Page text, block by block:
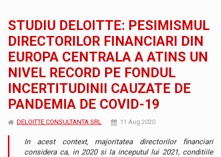
STUDIU DELOITTE: PESIMISMUL
DIRECTORILOR FINANCIARI DIN
EUROPA CENTRALA A ATINS UN
NIVEL RECORD PE FONDUL
INCERTITUDINII CAUZATE DE
PANDEMIA DE COVID-19
DELOITTE CONSULTANTA SRL 11 Aug 2020
In acest context, majoritatea directorilor financiari
considera ca, in 2020 si la inceputul lui 2021, conditiile